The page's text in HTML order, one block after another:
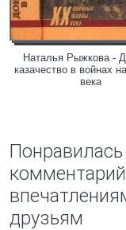
Наталья Рыжкова -
казачество в войнах
века
друзьям